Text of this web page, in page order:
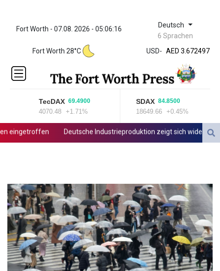
Fort Worth - 07.08. 2026 - 05:06:16 Deutsch
6 Sprachen
Fort Worth 28°C
USD-
ZWL 321.999592
AED 3.672497
AED 3.672497
AFN
ALL 80.950045
AMD
AOA
917.999624
1499.772298
BBD 2.017891
BDT 124.016338
BHD 0.377796
BIF 2994.283829
BMD 1
BND 1.284641
BOB 12.117713
BRL 5.110598
TecDAX 69.4900
4070.48 +1.71%
SDAX 84.8500
18649.66 +0.45%
Deutsche Industrieproduktion zeigt sich